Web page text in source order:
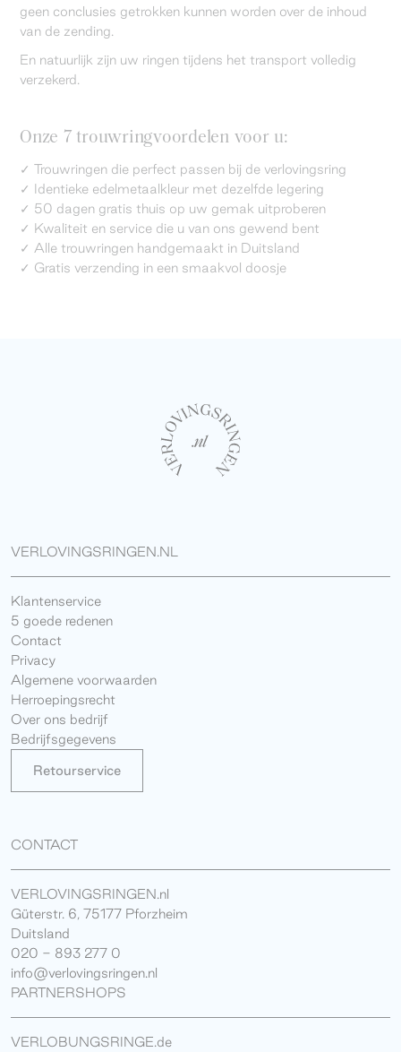
geen conclusies getrokken kunnen worden over de inhoud
van de zending.
En natuurlijk zijn uw ringen tijdens het transport volledig
verzekerd.
Onze 7 trouwringvoordelen voor u:
✓ Trouwringen die perfect passen bij de verlovingsring
✓ Identieke edelmetaalkleur met dezelfde legering
✓ 50 dagen gratis thuis op uw gemak uitproberen
✓ Kwaliteit en service die u van ons gewend bent
✓ Alle trouwringen handgemaakt in Duitsland
✓ Gratis verzending in een smaakvol doosje
VERLOVINGSRINGEN.NL
Klantenservice
5 goede redenen
Contact
Privacy
Algemene voorwaarden
Herroepingsrecht
Over ons bedrijf
Bedrijfsgegevens
Retourservice
CONTACT
VERLOVINGSRINGEN.nl
Güterstr. 6, 75177 Pforzheim
Duitsland
020 - 893 277 0
info@verlovingsringen.nl
PARTNERSHOPS
VERLOBUNGSRINGE.de